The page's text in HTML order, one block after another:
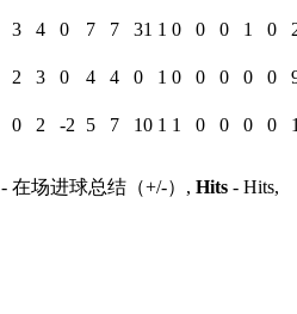
3 4 0 7 7 31 1 0 0 0 1 0
2 3 0 4 4 0 1 0 0 0 0 0
0 2 -2 5 7 10 1 1 0 0 0 0
- 在场进球总结（+/-）, Hits - Hits,